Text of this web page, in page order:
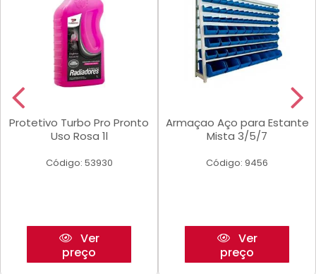
Protetivo Turbo Pro Pronto
Uso Rosa 1l
Código: 53930
Ver
preço
Armaçao Aço para Estante
Mista 3/5/7
Código: 9456
Ver
preço